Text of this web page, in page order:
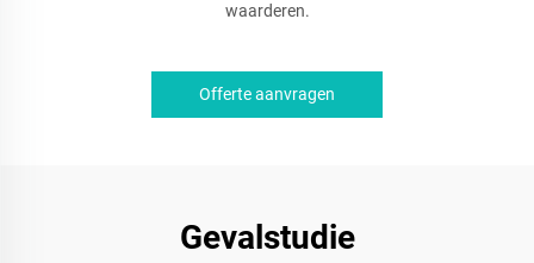
waarderen.
Offerte aanvragen
Gevalstudie